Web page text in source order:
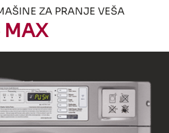
ZA PRANJE VEŠA
MAX